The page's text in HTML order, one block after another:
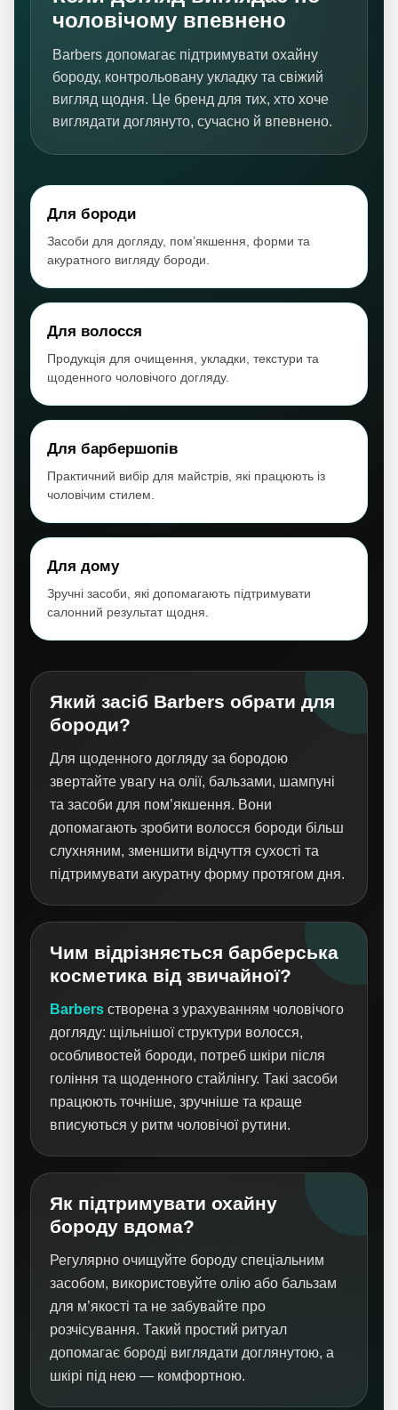
чоловічому впевнено
Barbers допомагає підтримувати охайну
бороду, контрольовану укладку та свіжий
вигляд щодня. Це бренд для тих, хто хоче
виглядати доглянуто, сучасно й впевнено.
Для бороди
Засоби для догляду, пом’якшення, форми та
акуратного вигляду бороди.
Для волосся
Продукція для очищення, укладки, текстури та
щоденного чоловічого догляду.
Для барбершопів
Практичний вибір для майстрів, які працюють із
чоловічим стилем.
Для дому
Зручні засоби, які допомагають підтримувати
салонний результат щодня.
Який засіб Barbers обрати для
бороди?
Для щоденного догляду за бородою
звертайте увагу на олії, бальзами, шампуні
та засоби для пом’якшення. Вони
допомагають зробити волосся бороди більш
слухняним, зменшити відчуття сухості та
підтримувати акуратну форму протягом дня.
Чим відрізняється барберська
косметика від звичайної?
Barbers створена з урахуванням чоловічого
догляду: щільнішої структури волосся,
особливостей бороди, потреб шкіри після
гоління та щоденного стайлінгу. Такі засоби
працюють точніше, зручніше та краще
вписуються у ритм чоловічої рутини.
Як підтримувати охайну
бороду вдома?
Регулярно очищуйте бороду спеціальним
засобом, використовуйте олію або бальзам
для м’якості та не забувайте про
розчісування. Такий простий ритуал
допомагає бороді виглядати доглянутою, а
шкірі під нею — комфортною.